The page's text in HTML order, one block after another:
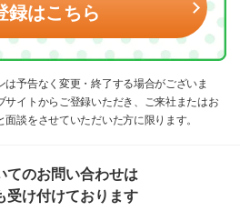
録はこちら
予告なく変更・終了する場合がございま
イトからご登録いただき、ご来社またはお
談をさせていただいた方に限ります。
てのお問い合わせは
受け付けております